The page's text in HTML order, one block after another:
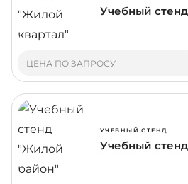
Учебный
ЦЕНА ПО ЗАПРОСУ
УЧЕБНЫЙ СТЕНД
Учебный